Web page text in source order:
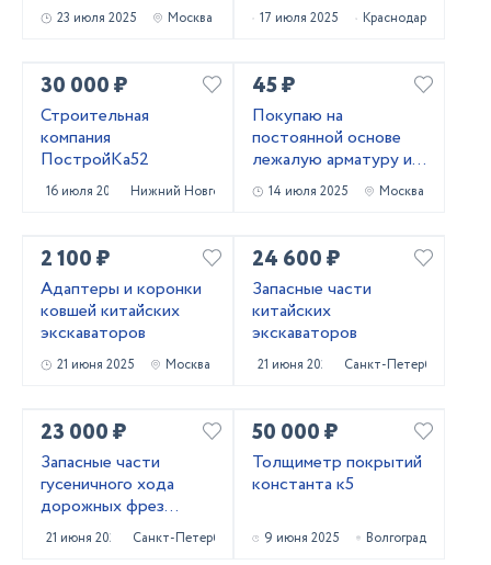
23 июля 2025 Москва 17 июля 2025 Краснодар
30 000 ₽
Строительная
компания
ПостройКа52
16 июля 2025 Нижний Новгород
45 ₽
Покупаю на
постоянной основе
лежалую арматуру и
металлопрокат!
Самовывоз
14 июля 2025 Москва
2 100 ₽
Адаптеры и коронки
ковшей китайских
экскаваторов
21 июня 2025 Москва
24 600 ₽
Запасные части
китайских
экскаваторов
21 июня 2025 Санкт-Петербург
23 000 ₽
Запасные части
гусеничного хода
дорожных фрез
Caterpillar PM620
21 июня 2025 Санкт-Петербург
50 000 ₽
Толщиметр покрытий
константа к5
9 июня 2025 Волгоград